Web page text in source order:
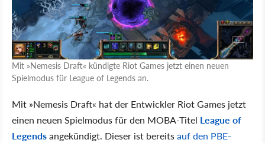
Mit »Nemesis Draft« kündigte Riot Games jetzt einen neuen
Spielmodus für League of Legends an.
Mit »Nemesis Draft« hat der Entwickler Riot Games jetzt
einen neuen Spielmodus für den MOBA-Titel League of
Legendsangekündigt. Dieser ist bereitsauf den PBE-